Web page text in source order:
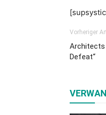
Vorheriger
Architects
Defeat“